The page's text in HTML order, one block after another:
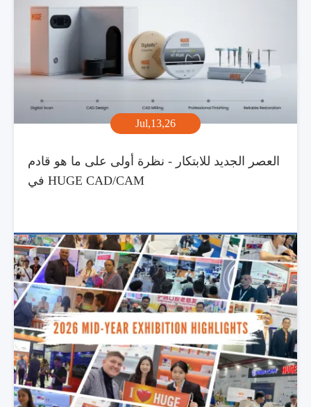
Jul,13,26
العصر الجديد للابتكار - نظرة أولى على ما هو قادم
في HUGE CAD/CAM